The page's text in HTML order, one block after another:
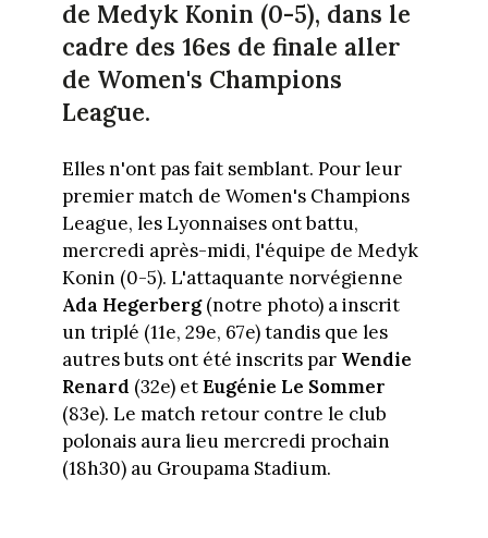
de Medyk Konin (0-5), dans le
cadre des 16es de finale aller
de Women's Champions
League.
Elles n'ont pas fait semblant. Pour leur
premier match de Women's Champions
League, les Lyonnaises ont battu,
mercredi après-midi, l'équipe de Medyk
Konin (0-5). L'attaquante norvégienne
Ada Hegerberg(notre photo) a inscrit
un triplé (11e, 29e, 67e) tandis que les
autres buts ont été inscrits par Wendie
Renard (32e) etEugénie Le Sommer
(83e). Le match retour contre le club
polonais aura lieu mercredi prochain
(18h30) au Groupama Stadium.